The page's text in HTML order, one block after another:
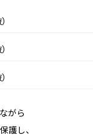
がら
保護し、